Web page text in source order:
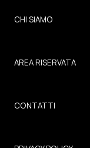
CHI SIAMO
AREA RISERVATA
CONTATTI